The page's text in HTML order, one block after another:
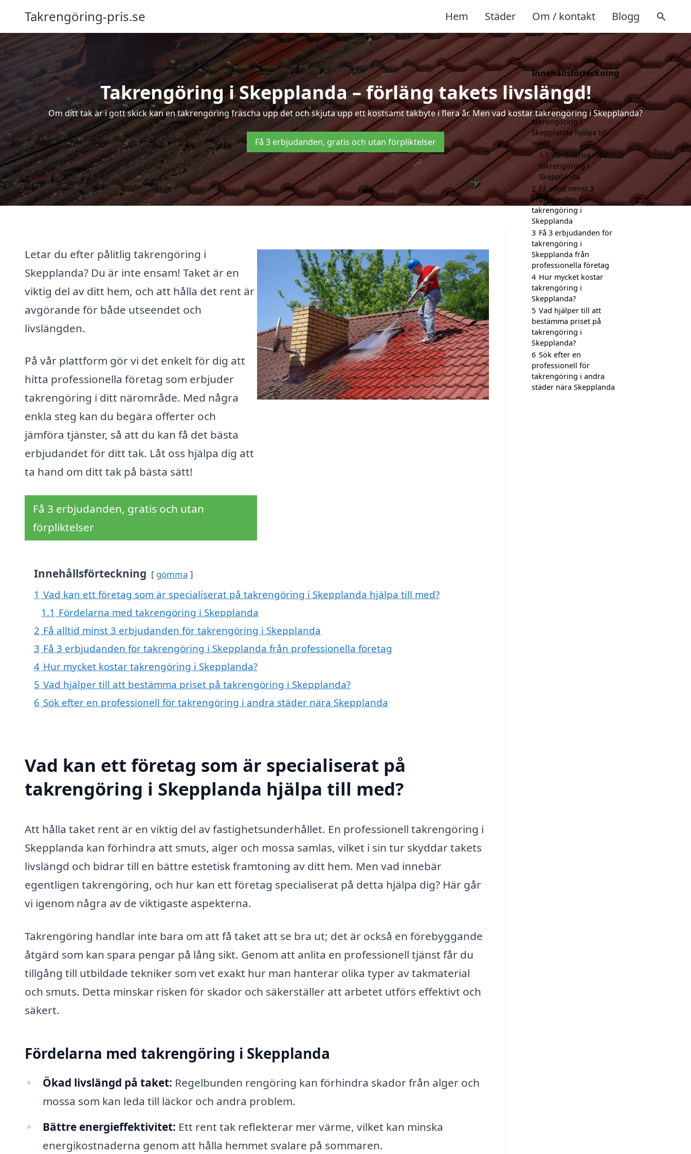
Takrengöring-pris.se Hem Städer Om / kontakt Blogg
Takrengöring i Skepplanda – förläng takets livslängd!
Om ditt tak är i gott skick kan en takrengöring fräscha upp det och skjuta upp ett kostsamt takbyte i flera år. Men vad kostar takrengöring i Skepplanda?
Få 3 erbjudanden, gratis och utan förpliktelser
Letar du efter pålitlig takrengöring i
Skepplanda? Du är inte ensam! Taket är en
viktig del av ditt hem, och att hålla det rent är
avgörande för både utseendet och
livslängden.
På vår plattform gör vi det enkelt för dig att
hitta professionella företag som erbjuder
takrengöring i ditt närområde. Med några
enkla steg kan du begära offerter och
jämföra tjänster, så att du kan få det bästa
erbjudandet för ditt tak. Låt oss hjälpa dig att
ta hand om ditt tak på bästa sätt!
Få 3 erbjudanden, gratis och utan
förpliktelser
Innehållsförteckning gömma
1 Vad kan ett företag som är specialiserat på takrengöring i Skepplanda hjälpa till med?
1.1 Fördelarna med takrengöring i Skepplanda
2 Få alltid minst 3 erbjudanden för takrengöring i Skepplanda
3 Få 3 erbjudanden för takrengöring i Skepplanda från professionella företag
4 Hur mycket kostar takrengöring i Skepplanda?
5 Vad hjälper till att bestämma priset på takrengöring i Skepplanda?
6 Sök efter en professionell för takrengöring i andra städer nära Skepplanda
Vad kan ett företag som är specialiserat på
takrengöring i Skepplanda hjälpa till med?
Att hålla taket rent är en viktig del av fastighetsunderhållet. En professionell takrengöring i
Skepplanda kan förhindra att smuts, alger och mossa samlas, vilket i sin tur skyddar takets
livslängd och bidrar till en bättre estetisk framtoning av ditt hem. Men vad innebär
egentligen takrengöring, och hur kan ett företag specialiserat på detta hjälpa dig? Här går
vi igenom några av de viktigaste aspekterna.
Takrengöring handlar inte bara om att få taket att se bra ut; det är också en förebyggande
åtgärd som kan spara pengar på lång sikt. Genom att anlita en professionell tjänst får du
tillgång till utbildade tekniker som vet exakt hur man hanterar olika typer av takmaterial
och smuts. Detta minskar risken för skador och säkerställer att arbetet utförs effektivt och
säkert.
Fördelarna med takrengöring i Skepplanda
Ökad livslängd på taket: Regelbunden rengöring kan förhindra skador från alger och
mossa som kan leda till läckor och andra problem.
Bättre energieffektivitet: Ett rent tak reflekterar mer värme, vilket kan minska
energikostnaderna genom att hålla hemmet svalare på sommaren.
Innehållsförteckning
gömma
1 Vad kan ett företag
som är specialiserat på
takrengöring i
Skepplanda hjälpa till
med?
1.1 Fördelarna med
takrengöring i
Skepplanda
2 Få alltid minst 3
erbjudanden för
takrengöring i
Skepplanda
3 Få 3 erbjudanden för
takrengöring i
Skepplanda från
professionella företag
4 Hur mycket kostar
takrengöring i
Skepplanda?
5 Vad hjälper till att
bestämma priset på
takrengöring i
Skepplanda?
6 Sök efter en
professionell för
takrengöring i andra
städer nära Skepplanda